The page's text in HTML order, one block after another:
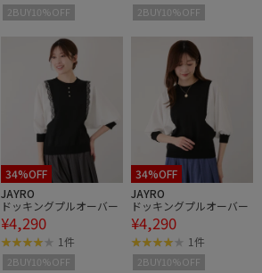
2BUY10%OFF 2BUY10%OFF
34%OFF
JAYRO
ドッキングプルオーバー
¥4,290
1件
2BUY10%OFF
34%OFF
JAYRO
ドッキングプルオーバー
¥4,290
1件
2BUY10%OFF